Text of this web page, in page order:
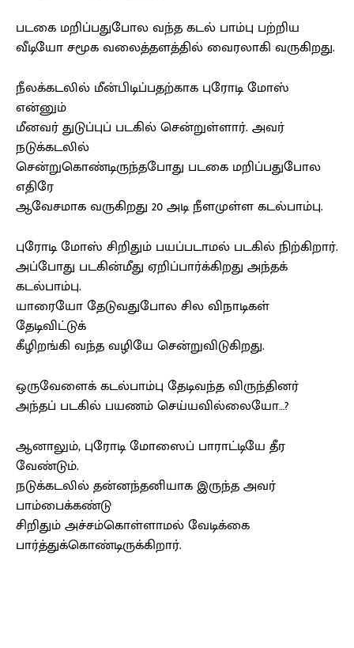
படகை மறிப்பதுபோல வந்த கடல் பாம்பு பற்றிய
வீடியோ சமூக வலைத்தளத்தில் வைரலாகி வருகிறது.
நீலக்கடலில் மீன்பிடிப்பதற்காக புரோடி மோஸ்
என்னும்
மீனவர் துடுப்புப் படகில் சென்றுள்ளார். அவர்
நடுக்கடலில்
சென்றுகொண்டிருந்தபோது படகை மறிப்பதுபோல
எதிரே
ஆவேசமாக வருகிறது 20 அடி நீளமுள்ள கடல்பாம்பு.
புரோடி மோஸ் சிறிதும் பயப்படாமல் படகில் நிற்கிறார்.
அப்போது படகின்மீது ஏறிப்பார்க்கிறது அந்தக்
கடல்பாம்பு.
யாரையோ தேடுவதுபோல சில விநாடிகள்
தேடிவிட்டுக்
கீழிறங்கி வந்த வழியே சென்றுவிடுகிறது.
ஒருவேளைக் கடல்பாம்பு தேடிவந்த விருந்தினர்
அந்தப் படகில் பயணம் செய்யவில்லையோ…?
ஆனாலும், புரோடி மோஸைப் பாராட்டியே தீர
வேண்டும்.
நடுக்கடலில் தன்னந்தனியாக இருந்த அவர்
பாம்பைக்கண்டு
சிறிதும் அச்சம்கொள்ளாமல் வேடிக்கை
பார்த்துக்கொண்டிருக்கிறார்.